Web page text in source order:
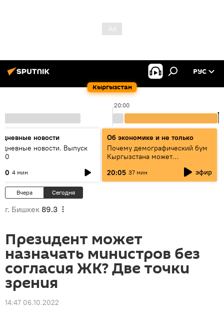
Кыргызстан
РУС
20:00
новости
новости. Выпуск
4 мин
Об экономике и не только
Почему демографический бум
Кыргызстана может
превратиться в проблему и как
этого избежать
20:05 37 мин эфир
Вчера Сегодня
г. Бишкек 89.3
Президент может
назначать министров без
согласия ЖК? Две точки
зрения
14:47 06.10.2022